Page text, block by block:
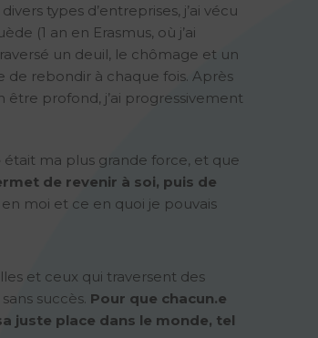
types d’entreprises, j’ai vécu
(1 an en Erasmus, où j’ai
un deuil, le chômage et un
de rebondir à chaque fois. Après
profond, j’ai progressivement
était ma plus grande force, et que
de revenir à soi, puis de
moi et ce en quoi je pouvais
et ceux qui traversent des
succès. Pour que chacun.e
juste place dans le monde, tel